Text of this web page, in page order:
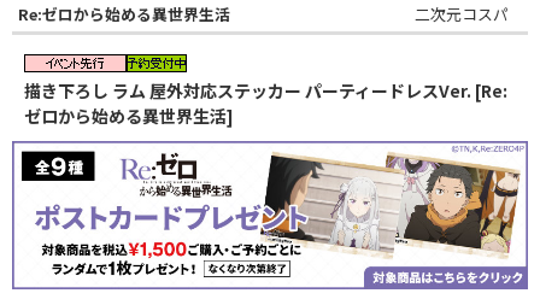
Re:ゼロから始める異世界生活 二次元コスパ
描き下ろし ラム 屋外対応ステッカー パーティードレスVer. [Re:
ゼロから始める異世界生活]